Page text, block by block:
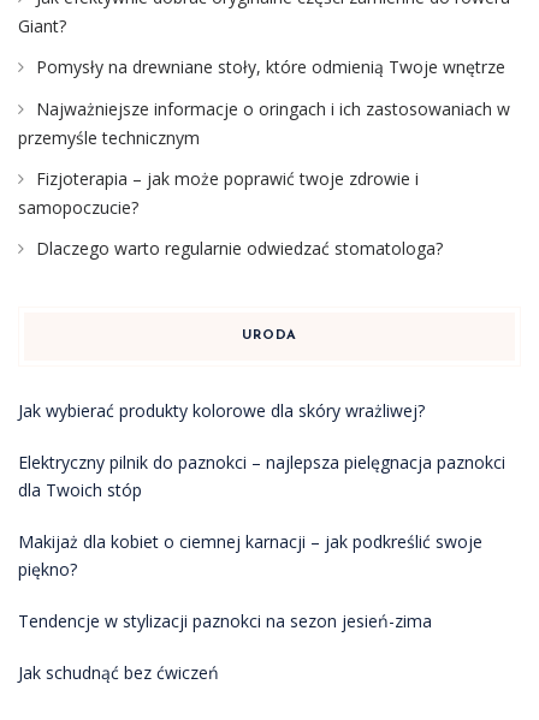
Giant?
Pomysły na drewniane stoły, które odmienią Twoje wnętrze
Najważniejsze informacje o oringach i ich zastosowaniach w
przemyśle technicznym
Fizjoterapia – jak może poprawić twoje zdrowie i
samopoczucie?
Dlaczego warto regularnie odwiedzać stomatologa?
URODA
Jak wybierać produkty kolorowe dla skóry wrażliwej?
Elektryczny pilnik do paznokci – najlepsza pielęgnacja paznokci
dla Twoich stóp
Makijaż dla kobiet o ciemnej karnacji – jak podkreślić swoje
piękno?
Tendencje w stylizacji paznokci na sezon jesień-zima
Jak schudnąć bez ćwiczeń